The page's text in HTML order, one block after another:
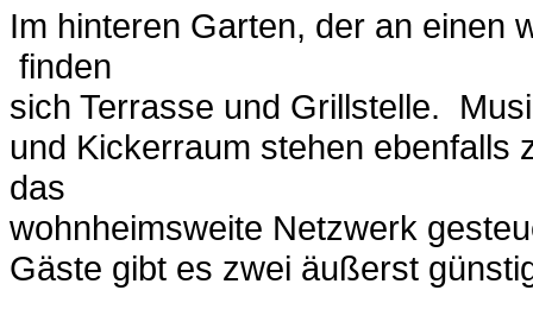
Im hinteren Garten, der an einen
finden
sich Terrasse und Grillstelle.
und Kickerraum stehen ebenfalls
das
wohnheimsweite Netzwerk
Gäste gibt es zwei äußerst